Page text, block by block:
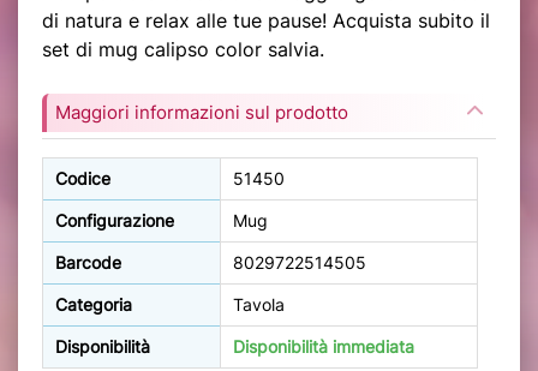
di natura e relax alle tue pause! Acquista subito il
set di mug calipso color salvia.
Maggiori informazioni sul prodotto
Codice 51450
Configurazione Mug
Barcode 8029722514505
Categoria Tavola
Disponibilità Disponibilità immediata